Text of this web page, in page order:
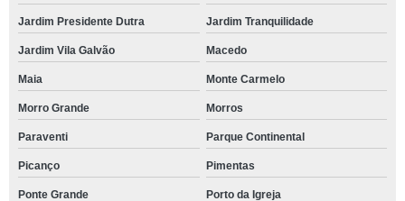
Jardim Presidente Dutra Jardim Tranquilidade
Jardim Vila Galvão Macedo
Maia Monte Carmelo
Morro Grande Morros
Paraventi Parque Continental
Picanço Pimentas
Ponte Grande Porto da Igreja